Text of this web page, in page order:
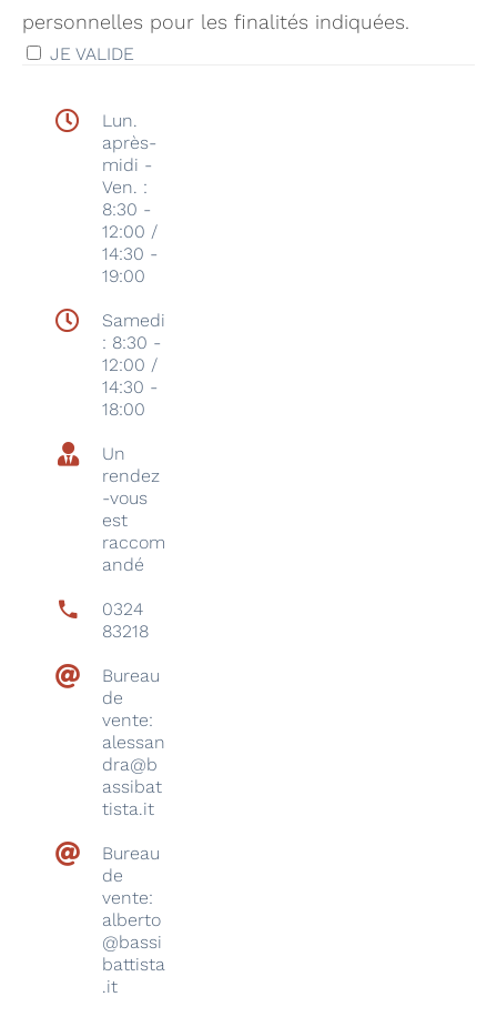
personnelles pour les finalités indiquées.
JE VALIDE
Lun.
après-
midi -
Ven. :
8:30 -
12:00 /
14:30 -
19:00
Samedi
: 8:30 -
12:00 /
14:30 -
18:00
Un
rendez
-vous
est
raccom
andé
0324
83218
Bureau
de
vente:
alessan
dra@b
assibat
tista.it
Bureau
de
vente:
alberto
@bassi
battista
.it